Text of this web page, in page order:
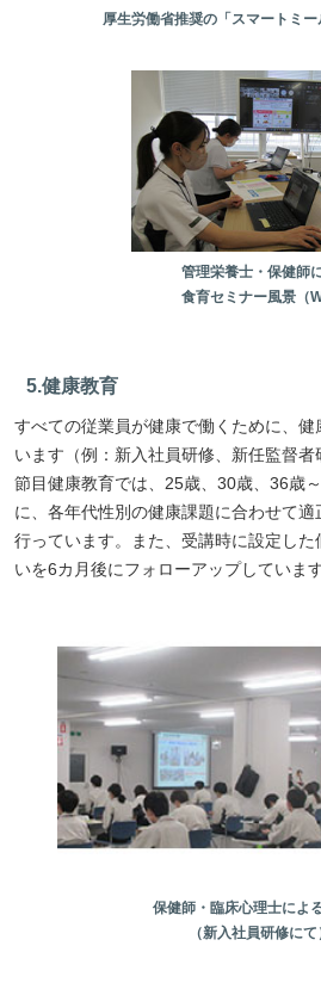
厚生労働省推奨の「スマートミ
管理栄養士・保健師
食育セミナー風景（
5.健康教育
すべての従業員が健康で働くために、
います（例：新入社員研修、新任監督者
節目健康教育では、25歳、30歳、36歳
に、各年代性別の健康課題に合わせて
行っています。また、受講時に設定し
いを6カ月後にフォローアップしています
保健師・臨床心理士によ
（新入社員研修に